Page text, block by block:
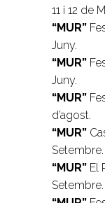
11 i 12 de
“MUR”
Juny.
“MUR”
Juny.
“MUR”
d’agost.
“MUR”
Setembre.
“MUR” El
Setembre.